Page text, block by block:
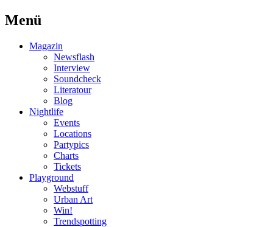
Menü
Magazin
Newsflash
Interview
Soundcheck
Literatour
Blog
Nightlife
Events
Locations
Partypics
Charts
Tickets
Playground
Webstuff
Urban Art
Win!
Trendspotting